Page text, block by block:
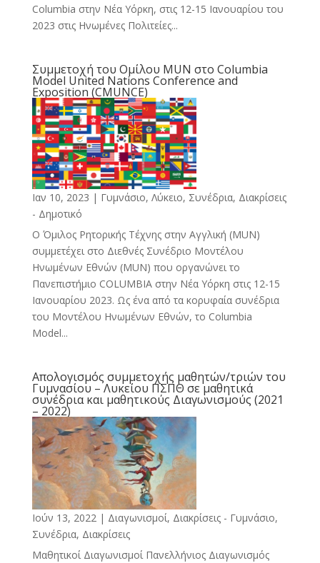
Columbia στην Νέα Υόρκη, στις 12-15 Ιανουαρίου του
2023 στις Ηνωμένες Πολιτείες...
Συμμετοχή του Ομίλου MUN στο Columbia
Model United Nations Conference and
Exposition (CMUNCE)
Ιαν 10, 2023 | Γυμνάσιο, Λύκειο, Συνέδρια, Διακρίσεις
- Δημοτικό
Ο Όμιλος Ρητορικής Τέχνης στην Αγγλική (MUN)
συμμετέχει στο Διεθνές Συνέδριο Μοντέλου
Ηνωμένων Εθνών (ΜUN) που οργανώνει το
Πανεπιστήμιο COLUMBIA στην Νέα Υόρκη στις 12-15
Ιανουαρίου 2023. Ως ένα από τα κορυφαία συνέδρια
του Μοντέλου Ηνωμένων Εθνών, το Columbia
Model...
Απολογισμός συμμετοχής μαθητών/τριών του
Γυμνασίου – Λυκείου ΠΣΠΘ σε μαθητικά
συνέδρια και μαθητικούς Διαγωνισμούς (2021
– 2022)
Ιούν 13, 2022 | Διαγωνισμοί, Διακρίσεις - Γυμνάσιο,
Συνέδρια, Διακρίσεις
Μαθητικοί Διαγωνισμοί Πανελλήνιος Διαγωνισμός